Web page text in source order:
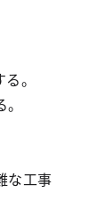
。
工事